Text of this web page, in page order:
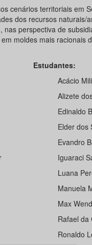
cenários territoriais em
dos recursos naturais/
nas perspectiva de
moldes mais racionais
Estudantes:
Acácio
Alizete
Edinaldo
Elder dos
Evandro
Iguaraci
Luana
Manuela
Max
Rafael da
Ronaldo